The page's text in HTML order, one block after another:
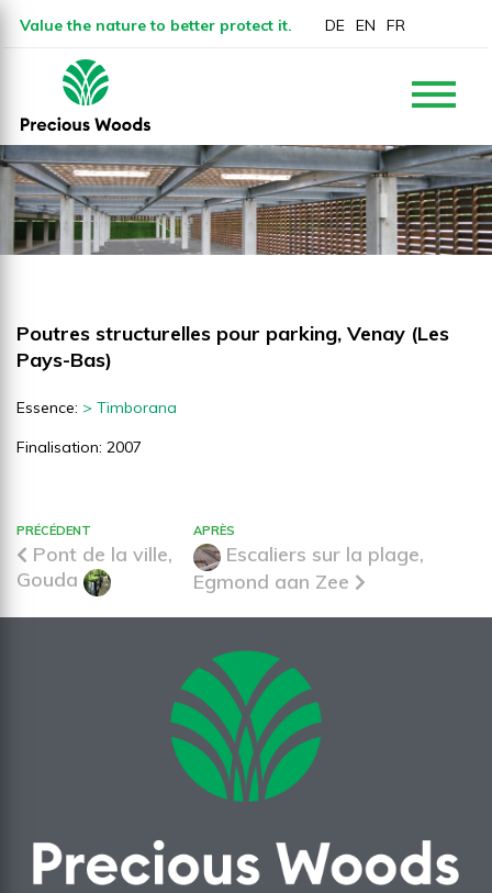
Value the nature to better protect it. DE EN FR
Poutres structurelles pour parking, Venay (Les
Pays-Bas)
Essence: > Timborana
Finalisation: 2007
PRÉCÉDENT
Pont de la ville,
Gouda
APRÈS
Escaliers sur la plage,
Egmond aan Zee